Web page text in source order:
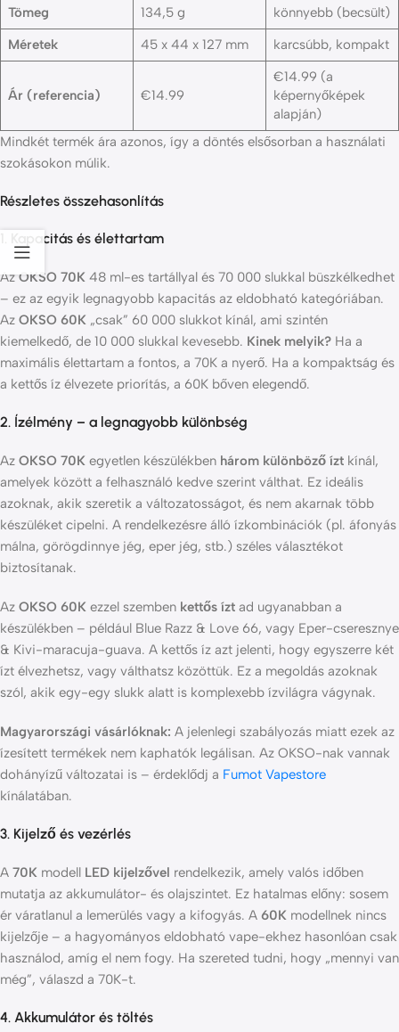
Tömeg
134,5 g
könnyebb (becsült)
Méretek
45 x 44 x 127 mm karcsúbb, kompakt
Ár (referencia) €14.99
€14.99 (a
képernyőképek
alapján)
Mindkét termék ára azonos, így a döntés elsősorban a használati
szokásokon múlik.
Részletes összehasonlítás
1. Kapacitás és élettartam
AzOKSO 70K 48 ml-es tartállyal és 70 000 slukkal büszkélkedhet
– ez az egyik legnagyobb kapacitás az eldobható kategóriában.
Az OKSO 60K „csak” 60 000 slukkot kínál, ami szintén
kiemelkedő, de 10 000 slukkal kevesebb. Kinek melyik? Ha a
maximális élettartam a fontos, a 70K a nyerő. Ha a kompaktság és
a kettős íz élvezete priorítás, a 60K bőven elegendő.
2. Ízélmény – a legnagyobb különbség
Az OKSO 70K egyetlen készülékben három különböző ízt kínál,
amelyek között a felhasználó kedve szerint válthat. Ez ideális
azoknak, akik szeretik a változatosságot, és nem akarnak több
készüléket cipelni. A rendelkezésre álló ízkombinációk (pl. áfonyás
málna, görögdinnye jég, eper jég, stb.) széles választékot
biztosítanak.
Az OKSO 60K ezzel szemben kettős ízt ad ugyanabban a
készülékben – például Blue Razz & Love 66, vagy Eper-cseresznye
& Kivi-maracuja-guava. A kettős íz azt jelenti, hogy egyszerre két
ízt élvezhetsz, vagy válthatsz közöttük. Ez a megoldás azoknak
szól, akik egy-egy slukk alatt is komplexebb ízvilágra vágynak.
Magyarországi vásárlóknak: A jelenlegi szabályozás miatt ezek az
ízesített termékek nem kaphatók legálisan. Az OKSO-nak vannak
dohányízű változatai is – érdeklődj a Fumot Vapestore
kínálatában.
3. Kijelző és vezérlés
A 70K modell LED kijelzővel rendelkezik, amely valós időben
mutatja az akkumulátor- és olajszintet. Ez hatalmas előny: sosem
ér váratlanul a lemerülés vagy a kifogyás. A 60K modellnek nincs
kijelzője – a hagyományos eldobható vape-ekhez hasonlóan csak
használod, amíg el nem fogy. Ha szereted tudni, hogy „mennyi van
még”, válaszd a 70K-t.
4. Akkumulátor és töltés